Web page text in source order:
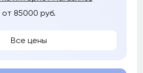
от 85000 руб.
Все цены